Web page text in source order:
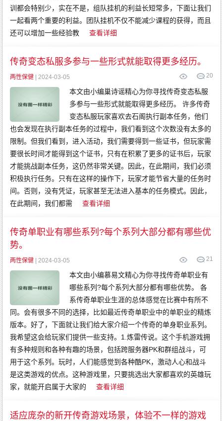
训都会特别少，实在不是，组队挂机的利益长短常多，下面让我们
一起看两个重要的利益。团队挂机不仅不能减少课程的获得，而且
还可以增加一些经验教
查看详细
传奇变态私服多参与一些形式就能取得更多经历。
20
两性保健 | 2024-03-05
本文由小编巢诗谣精心为你寻找传奇变态私服
多参与一些形式就能取得更多经历。 许多传奇
变态私服玩家喜欢去石阁执行副本任务，他们
也会发现在执行副本任务的过程中，我们看到这个次数没有太多的
限制。但我们看到，进入活动，我们需要得到一些证书，但玩家需
要很长时间才能得到这个证书，只有在积累了更多的证书后，玩家
才能挑战副本任务，这仍然非常关键。因此，在此期间，我们必须
积极执行任务。只有在这样的操作下，玩家才能节省大量的任务时
间。否则，没有凭证，玩家甚至无法进入基本的任务模式。因此，
在此期间，我们都需
查看详细
传奇单职业有哪些系列?每个系列大部分都有哪些优
势。
21
两性保健 | 2024-03-05
本文由小编慕易文精心为你寻找传奇单职业有
哪些系列?每个系列大部分都有哪些优势。 各
系传奇单职业生涯的总体感觉在比赛中有所不
同。会有很多不同的选择，比如最近传奇单职业中的单职业的精炼
版本。好了，下面就让我们给大家介绍一个传奇的单身职业系列。
我希望这会给玩家们提供一些支持。1.炼雷传说。这个手机游戏拥
有多种规则和各种有趣的场景，包括跨服务器PK和群组战斗，可
用于这个系列。玩时，人们能感觉到各种酷PK，激动人心和战斗
是这类游戏的优点。这种游戏里，只要挑选出大家都喜欢的英雄玩
家，就能开启属于大家的
查看详细
适应庞杂的新开传奇游戏场景，体验不一样的游戏